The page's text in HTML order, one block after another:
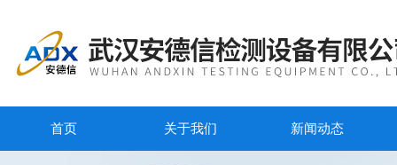
首页 关于我们 新闻动态